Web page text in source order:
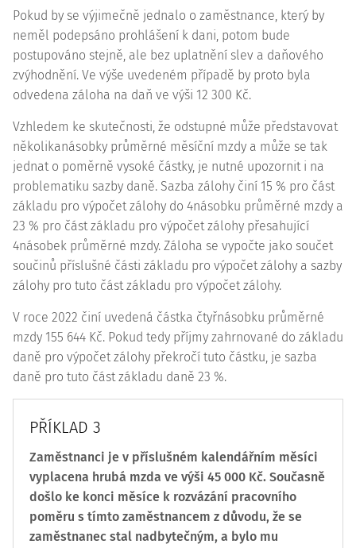
Pokud by se výjimečně jednalo o zaměstnance, který by
neměl podepsáno prohlášení k dani, potom bude
postupováno stejně, ale bez uplatnění slev a daňového
zvýhodnění. Ve výše uvedeném případě by proto byla
odvedena záloha na daň ve výši 12 300 Kč.
Vzhledem ke skutečnosti, že odstupné může představovat
několikanásobky průměrné měsíční mzdy a může se tak
jednat o poměrně vysoké částky, je nutné upozornit i na
problematiku sazby daně. Sazba zálohy činí 15 % pro část
základu pro výpočet zálohy do 4násobku průměrné mzdy a
23 % pro část základu pro výpočet zálohy přesahující
4násobek průměrné mzdy. Záloha se vypočte jako součet
součinů příslušné části základu pro výpočet zálohy a sazby
zálohy pro tuto část základu pro výpočet zálohy.
V roce 2022 činí uvedená částka čtyřnásobku průměrné
mzdy 155 644 Kč. Pokud tedy příjmy zahrnované do základu
daně pro výpočet zálohy překročí tuto částku, je sazba
daně pro tuto část základu daně 23 %.
PŘÍKLAD 3
Zaměstnanci je v příslušném kalendářním měsíci
vyplacena hrubá mzda ve výši 45 000 Kč. Současně
došlo ke konci měsíce k rozvázání pracovního
poměru s tímto zaměstnancem z důvodu, že se
zaměstnanec stal nadbytečným, a bylo mu